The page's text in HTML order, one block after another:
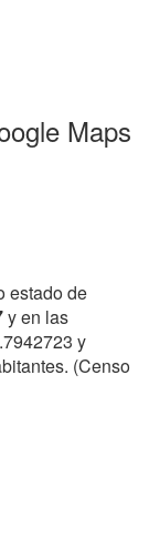
Maps
estado de
y en las
y
(Censo